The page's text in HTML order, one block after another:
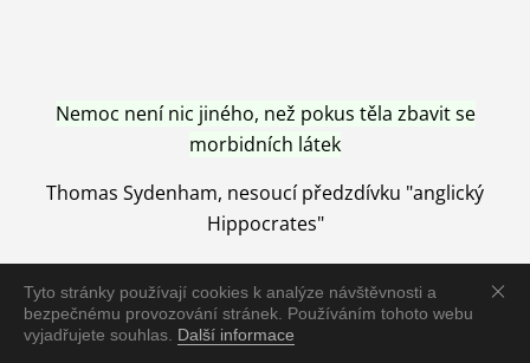
Tyto stránky používají cookies k analýze návštěvnosti a
bezpečnému provozování stránek. Používáním tohoto webu
vyjadřujete souhlas. Další informace
Nemoc není nic jiného, než pokus těla zbavit se
morbidních látek
Thomas Sydenham, nesoucí předzdívku "anglický
Hippocrates"
Nemoc je vyléčena jen pomocí Přírody, neutralizací a